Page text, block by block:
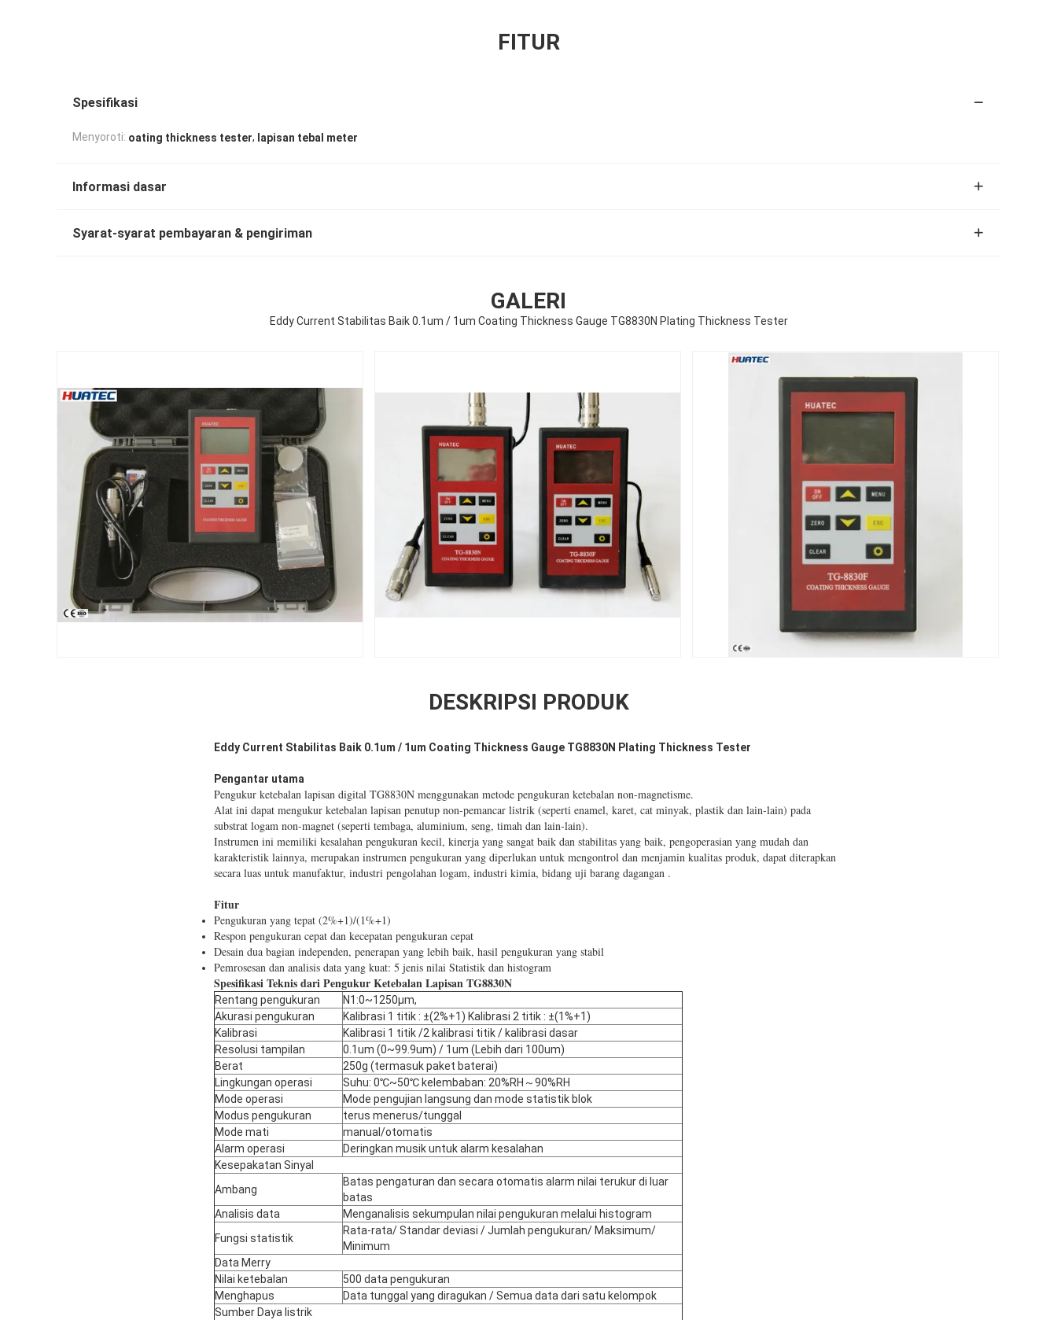
FITUR
Spesifikasi
Menyoroti: oating thickness tester, lapisan tebal meter
Informasi dasar
Syarat-syarat pembayaran & pengiriman
GALERI
Eddy Current Stabilitas Baik 0.1um / 1um Coating Thickness Gauge TG8830N Plating Thickness Tester
DESKRIPSI PRODUK
Eddy Current Stabilitas Baik 0.1um / 1um Coating Thickness Gauge TG8830N Plating Thickness Tester
Pengantar utama
Pengukur ketebalan lapisan digital TG8830N menggunakan metode pengukuran ketebalan non-magnetisme.
Alat ini dapat mengukur ketebalan lapisan penutup non-pemancar listrik (seperti enamel, karet, cat minyak, plastik dan lain-lain) pada
substrat logam non-magnet (seperti tembaga, aluminium, seng, timah dan lain-lain).
Instrumen ini memiliki kesalahan pengukuran kecil, kinerja yang sangat baik dan stabilitas yang baik, pengoperasian yang mudah dan
karakteristik lainnya, merupakan instrumen pengukuran yang diperlukan untuk mengontrol dan menjamin kualitas produk, dapat diterapkan
secara luas untuk manufaktur, industri pengolahan logam, industri kimia, bidang uji barang dagangan .
Fitur
Pengukuran yang tepat (2%+1)/(1%+1)
Respon pengukuran cepat dan kecepatan pengukuran cepat
Desain dua bagian independen, penerapan yang lebih baik, hasil pengukuran yang stabil
Pemrosesan dan analisis data yang kuat: 5 jenis nilai Statistik dan histogram
Spesifikasi Teknis dariPengukur Ketebalan Lapisan TG8830N
Rentang pengukuran
N1:0~1250μm,
Akurasi pengukuran
Kalibrasi 1 titik : ±(2%+1) Kalibrasi 2 titik : ±(1%+1)
Kalibrasi
Kalibrasi 1 titik /2 kalibrasi titik / kalibrasi dasar
Resolusi tampilan
0.1um (0~99.9um) / 1um (Lebih dari 100um)
Berat
250g (termasuk paket baterai)
Lingkungan operasi
Suhu: 0℃~50℃ kelembaban: 20%RH～90%RH
Mode operasi
Mode pengujian langsung dan mode statistik blok
Modus pengukuran
terus menerus/tunggal
Mode mati
manual/otomatis
Alarm operasi
Deringkan musik untuk alarm kesalahan
Kesepakatan Sinyal
Ambang
Batas pengaturan dan secara otomatis alarm nilai terukur di luar
batas
Analisis data
Menganalisis sekumpulan nilai pengukuran melalui histogram
Fungsi statistik
Rata-rata/ Standar deviasi / Jumlah pengukuran/ Maksimum/
Minimum
Data Merry
Nilai ketebalan
500 data pengukuran
Menghapus
Data tunggal yang diragukan / Semua data dari satu kelompok
Sumber Daya listrik